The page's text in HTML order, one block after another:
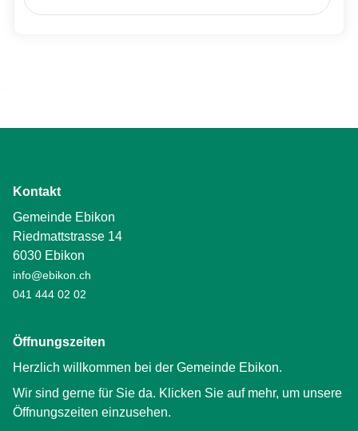
Kontakt
Gemeinde Ebikon
Riedmattstrasse 14
6030 Ebikon
info@ebikon.ch
041 444 02 02
Öffnungszeiten
Herzlich willkommen bei der Gemeinde Ebikon.
Wir sind gerne für Sie da. Klicken Sie auf mehr, um unsere
Öffnungszeiten einzusehen.